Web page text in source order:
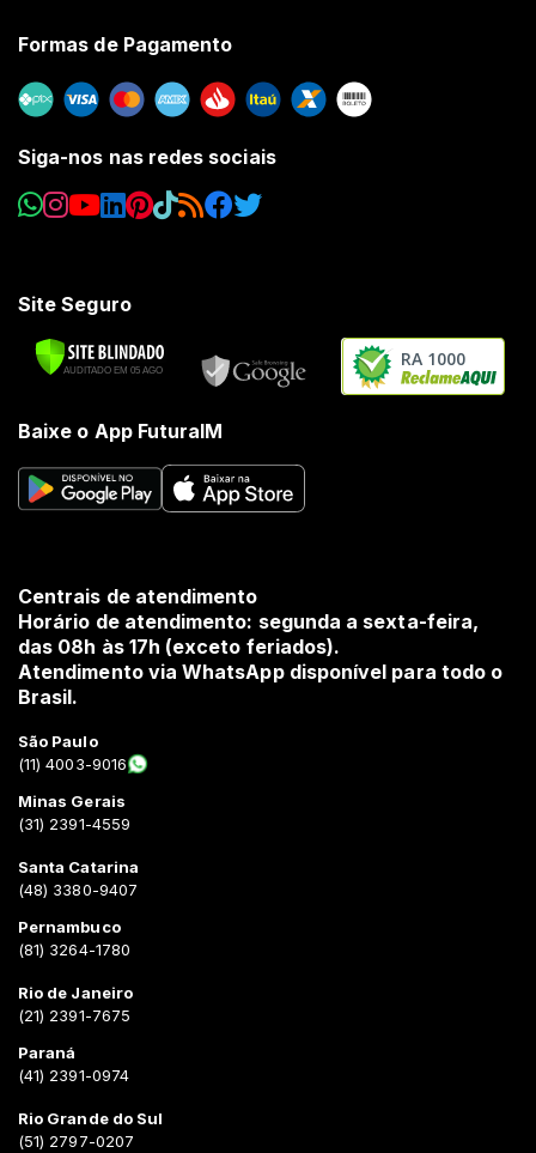
Formas de Pagamento
Siga-nos nas redes sociais
Site Seguro
RA 1000
Baixe o App FuturaIM
Centrais de atendimento
Horário de atendimento: segunda a sexta-feira,
das 08h às 17h (exceto feriados).
Atendimento via WhatsApp disponível para todo o
Brasil.
São Paulo
(11) 4003-9016
Minas Gerais
(31) 2391-4559
Santa Catarina
(48) 3380-9407
Pernambuco
(81) 3264-1780
Rio de Janeiro
(21) 2391-7675
Paraná
(41) 2391-0974
Rio Grande do Sul
(51) 2797-0207